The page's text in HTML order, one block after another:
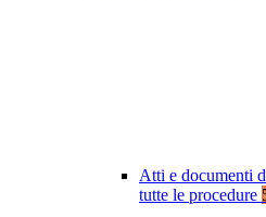
Atti e documenti
tutte le procedure